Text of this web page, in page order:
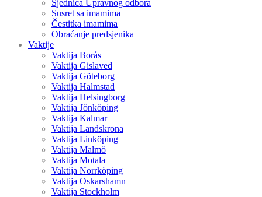
Sjednica Upravnog odbora
Susret sa imamima
Čestitka imamima
Obraćanje predsjenika
Vaktije
Vaktija Borås
Vaktija Gislaved
Vaktija Göteborg
Vaktija Halmstad
Vaktija Helsingborg
Vaktija Jönköping
Vaktija Kalmar
Vaktija Landskrona
Vaktija Linköping
Vaktija Malmö
Vaktija Motala
Vaktija Norrköping
Vaktija Oskarshamn
Vaktija Stockholm